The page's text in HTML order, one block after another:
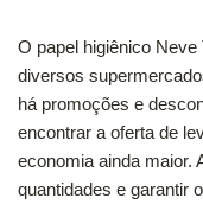
O papel higiênico Neve
diversos
há promoções e
encontrar a oferta de
economia ainda maior.
quantidades e garantir